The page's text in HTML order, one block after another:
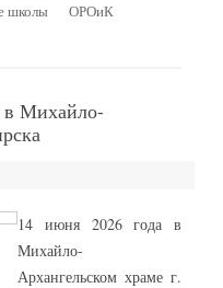
школы ОРОиК
в Михайло-
14 июня 2026 года в
Михайло-
Архангельском храме г.